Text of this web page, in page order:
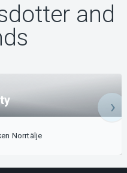
and
Norrtälje